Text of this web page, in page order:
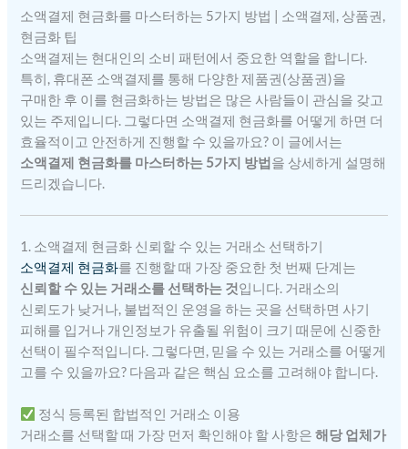
소액결제 현금화를 마스터하는 5가지 방법 | 소액결제, 상품권,
현금화 팁
소액결제는 현대인의 소비 패턴에서 중요한 역할을 합니다.
특히, 휴대폰 소액결제를 통해 다양한 제품권(상품권)을
구매한 후 이를 현금화하는 방법은 많은 사람들이 관심을 갖고
있는 주제입니다. 그렇다면 소액결제 현금화를 어떻게 하면 더
효율적이고 안전하게 진행할 수 있을까요? 이 글에서는
소액결제 현금화를 마스터하는 5가지 방법 을 상세하게 설명해
드리겠습니다.
1. 소액결제 현금화 신뢰할 수 있는 거래소 선택하기
소액결제 현금화를 진행할 때 가장 중요한 첫 번째 단계는
신뢰할 수 있는 거래소를 선택하는 것입니다. 거래소의
신뢰도가 낮거나, 불법적인 운영을 하는 곳을 선택하면 사기
피해를 입거나 개인정보가 유출될 위험이 크기 때문에 신중한
선택이 필수적입니다. 그렇다면, 믿을 수 있는 거래소를 어떻게
고를 수 있을까요? 다음과 같은 핵심 요소를 고려해야 합니다.
정식 등록된 합법적인 거래소 이용
거래소를 선택할 때 가장 먼저 확인해야 할 사항은해당 업체가